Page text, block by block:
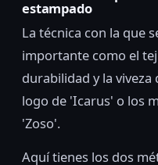
estampado
La técnica con la que
importante como el
durabilidad y la
logo de 'Icarus' o los
'Zoso'.
Aquí tienes los dos